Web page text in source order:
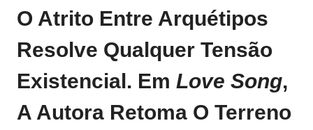
O Atrito Entre Arquétipos
Resolve Qualquer Tensão
Existencial. Em Love Song,
A Autora Retoma O Terreno